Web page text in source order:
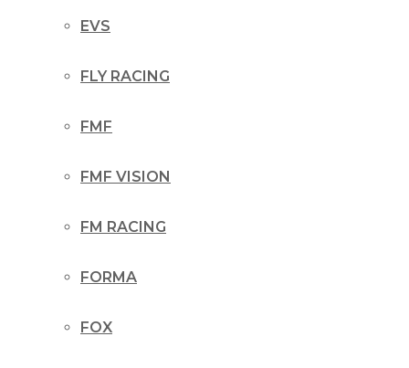
EVS
FLY RACING
FMF
FMF VISION
FM RACING
FORMA
FOX